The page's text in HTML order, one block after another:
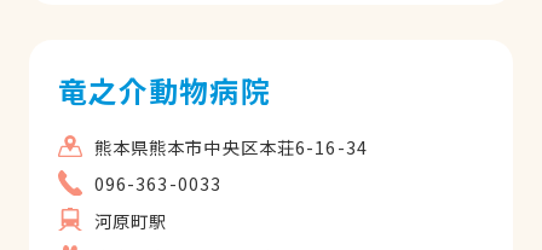
ました。大変感謝しています。
竜之介動物病院
熊本県熊本市中央区本荘6-16-34
096-363-0033
河原町駅